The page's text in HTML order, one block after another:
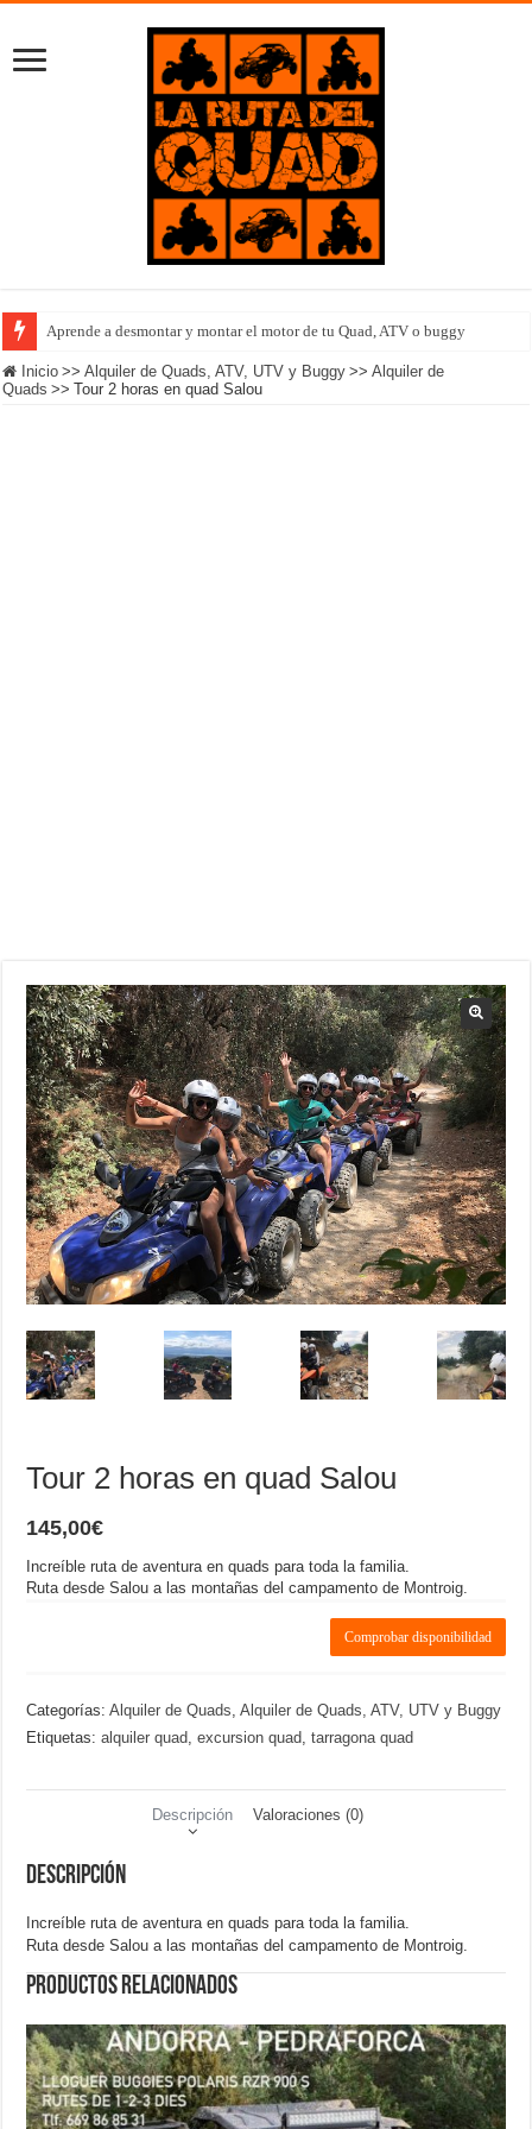
Aprende a desmontar y montar el motor de tu Quad, ATV o buggy
Inicio >> Alquiler de Quads, ATV, UTV y Buggy >> Alquiler de
Quads >> Tour 2 horas en quad Salou
Tour 2 horas en quad Salou
145,00€
Increíble ruta de aventura en quads para toda la familia.
Ruta desde Salou a las montañas del campamento de Montroig.
Comprobar disponibilidad
Categorías:Alquiler de Quads ,Alquiler de Quads, ATV, UTV y Buggy
Etiquetas:alquiler quad ,excursion quad ,tarragona quad
Descripción Valoraciones (0)
Descripción
Increíble ruta de aventura en quads para toda la familia.
Ruta desde Salou a las montañas del campamento de Montroig.
Productos relacionados